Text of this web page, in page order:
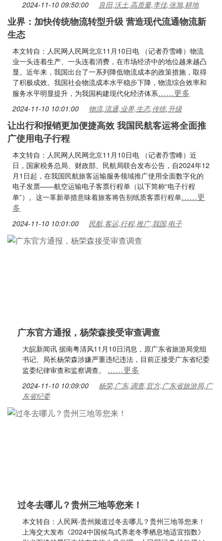
2024-11-10 09:50:00 良田,沃土,高质量,李佳,张旭,耕地
业界：加快传统物流转型升级 营造现代流通物流新
生态
本文转自：人民网人民网北京11月10日电 （记者乔雪峰）物流
业一头连着生产、一头连着消费，在市场经济中的地位越来越凸
显。近年来，我国出台了一系列降低物流成本的政策措施，取得
了积极成效。我国社会物流成本水平稳步下降，物流综合效率和
服务水平明显提升，为我国构建现代化经济体系……更多
2024-11-10 10:01:00 物流,流通,业界,生态,传统,升级
让出行和报销更加便捷高效 我国民航客运将全面推
广使用电子行程
本文转自：人民网人民网北京11月10日电 （记者乔雪峰）近
日，国家税务总局、财政部、民航局联合发布公告，自2024年12
月1日起，在我国民航旅客运输服务领域推广使用全面数字化的
电子发票——航空运输电子客票行程单（以下简称“电子行程
单”）。这一革新举措意味着旅客将告别纸质客票行程单……更
多
2024-11-10 10:01:00 民航,客运,行程,推广,我国,电子
广东官方通报，杨荣森接受审查调查
大皖新闻讯 据南粤清风11月10日消息，原广东省旅游局党组
书记、局长杨荣森涉嫌严重违纪违法，目前正接受广东省纪委
监委纪律审查和监察调查。 ……更多
2024-11-10 10:09:00
杨荣,广东,调查,官方,广东省旅游局,广
东省纪委
过冬去哪儿？贵州三地等您来！
本文转自：人民网-贵州频道过冬去哪儿？贵州三地等您来！
上海交大发布《2024中国候鸟式养老冬季栖息地适宜指数》